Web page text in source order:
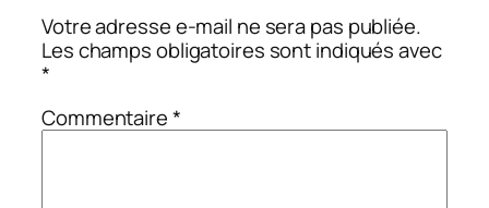
Votre adresse e-mail ne sera pas publiée.
Les champs obligatoires sont indiqués avec
*
Commentaire*